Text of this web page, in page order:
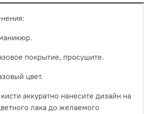
покрытие, просушите.
цвет.
аккуратно нанесите дизайн на
лака до желаемого